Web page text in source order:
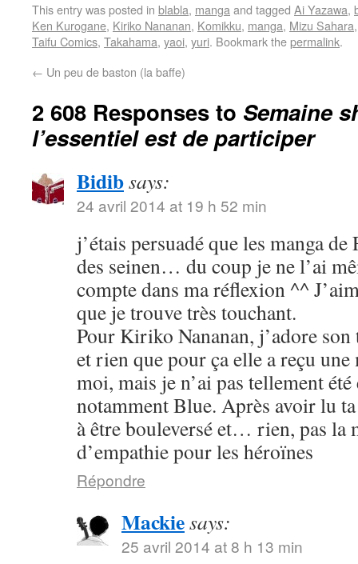
This entry was posted in blabla, mangaand tagged Ai Yazawa,
Ken Kurogane, Kiriko Nananan, Komikku, manga, Mizu Sahara
Taifu Comics, Takahama, yaoi, yuri. Bookmark thepermalink.
← Un peu de baston (la baffe)
2 608 Responses to Semaine
l’essentiel est de participer
Bidibsays:
24 avril 2014 at 19 h 52 min
j’étais persuadé que les manga
des seinen… du coup je ne l’ai
compte dans ma réflexion ^^
que je trouve très touchant.
Pour Kiriko Nananan, j’adore
et rien que pour ça elle a reçu
moi, mais je n’ai pas tellement
notamment Blue. Après avoir lu
à être bouleversé et… rien, pas la
d’empathie pour les héroïnes
Répondre
Mackiesays:
25 avril 2014 at 8 h 13 min